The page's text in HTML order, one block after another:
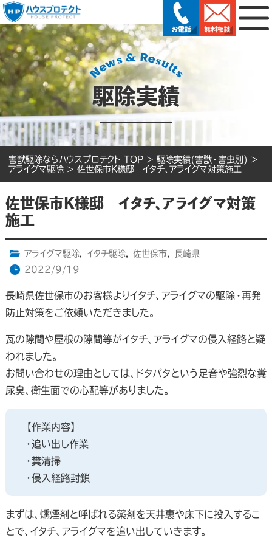
駆除実績
害獣駆除ならハウスプロテクト TOP > 駆除実績(害獣・害虫別) >
アライグマ駆除 > 佐世保市K様邸 イタチ、アライグマ対策施工
佐世保市K様邸 イタチ、アライグマ対策
施工
アライグマ駆除, イタチ駆除, 佐世保市,
長崎県
2022/9/19
長崎県佐世保市のお客様よりイタチ、アライグマの駆除・再発
防止対策をご依頼いただきました。
瓦の隙間や屋根の隙間等がイタチ、アライグマの侵入経路と疑
われました。
お問い合わせの理由としては、ドタバタという足音や強烈な糞
尿臭、衛生面での心配等がありました。
【作業内容】
・追い出し作業
・糞清掃
・侵入経路封鎖
まずは、燻煙剤と呼ばれる薬剤を天井裏や床下に投入するこ
とで、イタチ、アライグマを追い出していきます。